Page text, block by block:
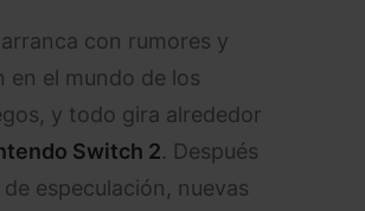
con rumores y
en el mundo de los
y todo gira alrededor
Switch 2. Después
especulación, nuevas